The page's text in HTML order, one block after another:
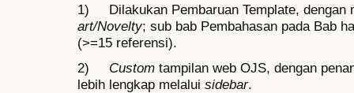
1) Dilakukan Pembaruan Template, dengan
art/Novelty; sub bab Pembahasan pada Bab
(>=15 referensi).
2) Custom tampilan web OJS, dengan
lebih lengkap melalui sidebar.